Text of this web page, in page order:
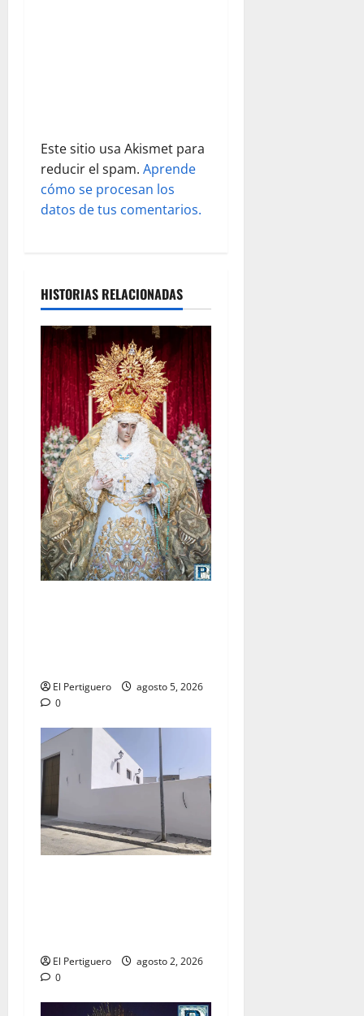
a
s
Este sitio usa Akismet para
reducir el spam. Aprende
cómo se procesan los
datos de tus comentarios.
HISTORIAS RELACIONADAS
El Pertiguero
agosto 5, 2026
0
El Pertiguero
agosto 2, 2026
0